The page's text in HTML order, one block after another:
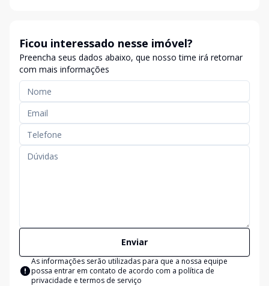
Ficou interessado nesse imóvel?
Preencha seus dados abaixo, que nosso time irá retornar
com mais informações
Enviar
As informações serão utilizadas para que a nossa equipe
possa entrar em contato de acordo com a política de
privacidade e termos de serviço